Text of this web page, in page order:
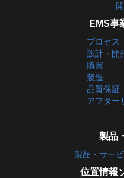
EMS
プロセ
設計・開
購買
製造
品質保証
アフター
製品
製品・サー
位置情報